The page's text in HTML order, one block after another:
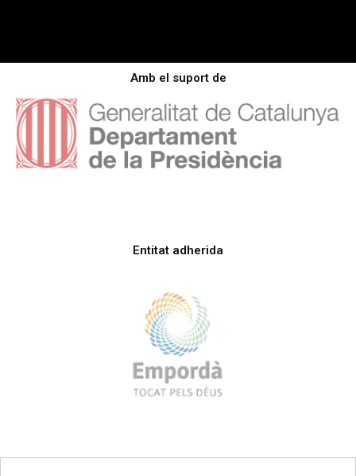
Amb el suport de
Entitat adherida